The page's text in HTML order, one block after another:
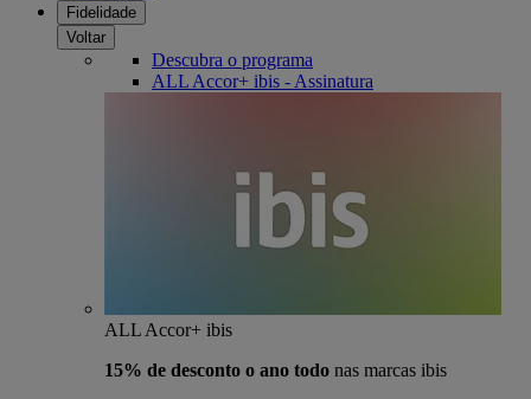
Fidelidade
Voltar
Descubra o programa
ALL Accor+ ibis - Assinatura
ALL Accor+ ibis
15% de desconto o ano todo nas marcas ibis